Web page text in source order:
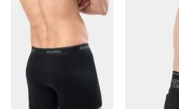
pijama hombre
10